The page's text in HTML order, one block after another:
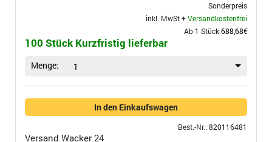
Sonderpreis
inkl. MwSt +Versandkostenfrei
Ab 1 Stück688,68€
100 Stück Kurzfristig lieferbar
Menge: 1
In den Einkaufswagen
Best.-Nr.: 820116481
Versand Wacker 24